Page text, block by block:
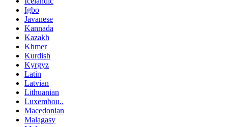
Igbo
Javanese
Kannada
Kazakh
Khmer
Kurdish
Kyrgyz
Latin
Latvian
Lithuanian
Luxembou..
Macedonian
Malagasy